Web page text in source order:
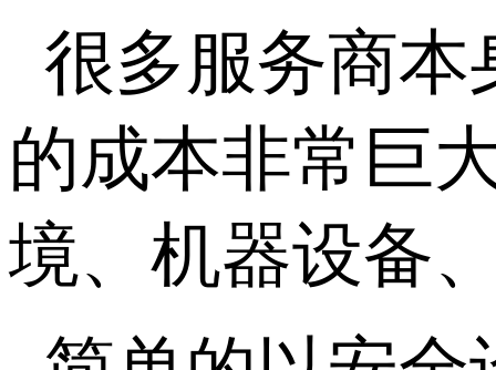
很多服务商本
的成本非常巨
境、机器设备